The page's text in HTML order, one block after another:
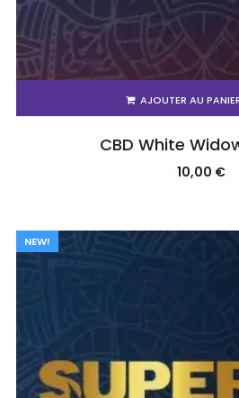
AJOUTER AU
CBD White
10,00 €
NEW!